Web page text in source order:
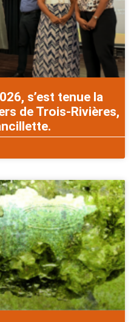
s’est tenue la
de Trois-Rivières,